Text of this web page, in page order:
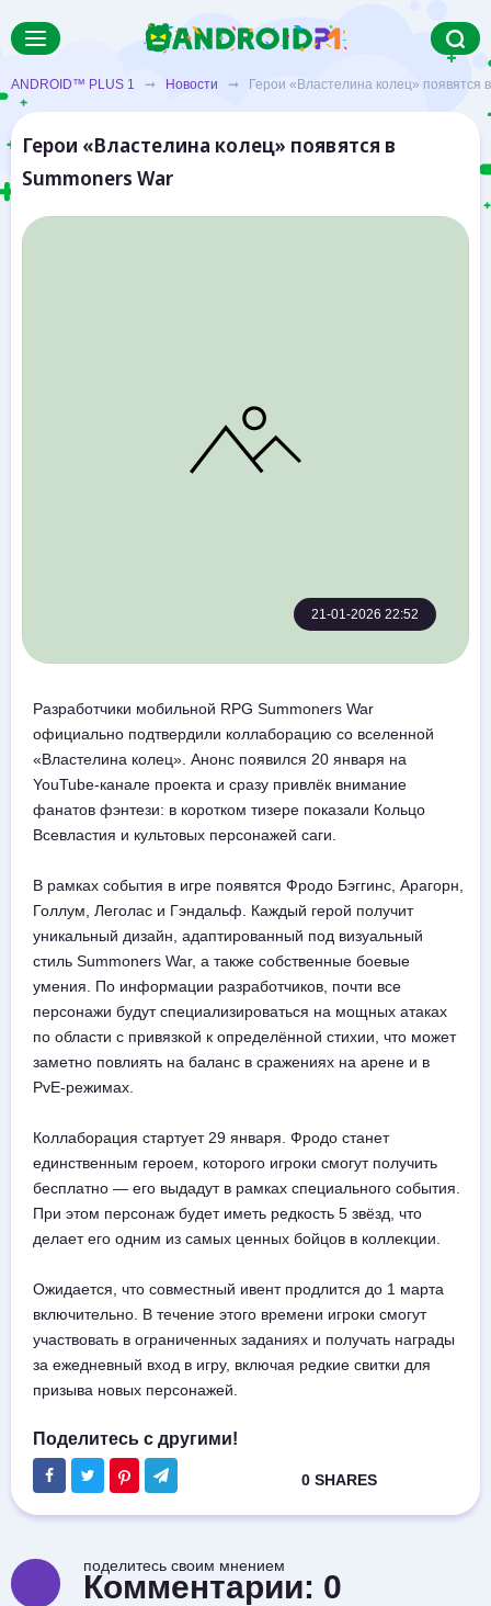
ANDROID™ PLUS 1 ➞ Новости ➞ Герои «Властелина колец» появятся
Герои «Властелина колец» появятся в
Summoners War
21-01-2026 22:52
Разработчики мобильной RPG Summoners War
официально подтвердили коллаборацию со вселенной
«Властелина колец». Анонс появился 20 января на
YouTube-канале проекта и сразу привлёк внимание
фанатов фэнтези: в коротком тизере показали Кольцо
Всевластия и культовых персонажей саги.
В рамках события в игре появятся Фродо Бэггинс, Арагорн,
Голлум, Леголас и Гэндальф. Каждый герой получит
уникальный дизайн, адаптированный под визуальный
стиль Summoners War, а также собственные боевые
умения. По информации разработчиков, почти все
персонажи будут специализироваться на мощных атаках
по области с привязкой к определённой стихии, что может
заметно повлиять на баланс в сражениях на арене и в
PvE-режимах.
Коллаборация стартует 29 января. Фродо станет
единственным героем, которого игроки смогут получить
бесплатно — его выдадут в рамках специального события.
При этом персонаж будет иметь редкость 5 звёзд, что
делает его одним из самых ценных бойцов в коллекции.
Ожидается, что совместный ивент продлится до 1 марта
включительно. В течение этого времени игроки смогут
участвовать в ограниченных заданиях и получать награды
за ежедневный вход в игру, включая редкие свитки для
призыва новых персонажей.
поделитесь своим мнением
Комментарии: 0